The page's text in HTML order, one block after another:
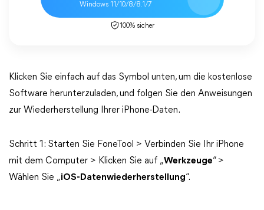
Windows 11/10/8/8.1/7
100% sicher
Klicken Sie einfach auf das Symbol unten, um die kostenlose
Software herunterzuladen, und folgen Sie den Anweisungen
zur Wiederherstellung Ihrer iPhone-Daten.
Schritt 1: Starten Sie FoneTool > Verbinden Sie Ihr iPhone
mit dem Computer > Klicken Sie auf „Werkzeuge“ >
Wählen Sie „iOS-Datenwiederherstellung“.